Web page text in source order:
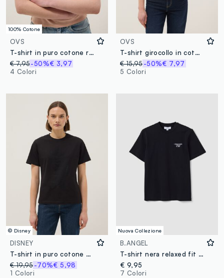
100% Cotone
OVS
T-shirt in puro cotone rosa regular fit con scollo serafino profondo
€ 7,95-50%€ 3,97
4 Colori
OVS
T-shirt girocollo in cotone elasticizzato rosa slim fit
€ 15,95 -50%€ 7,97
5 Colori
© Disney
DISNEY
T-shirt in puro cotone nero regular fit con Topolino brillantinato
€ 19,95-70%€ 5,98
1 Colori
Nuova Collezione
B.ANGEL
T-shirt nera relaxed fit in puro cotone con scritta ricamata
€ 9,95
7 Colori